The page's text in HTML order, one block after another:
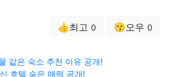
👍최고 0 😗오우 0
같은 숙소 추천 이유 공개!
호텔 숨은 매력 공개!